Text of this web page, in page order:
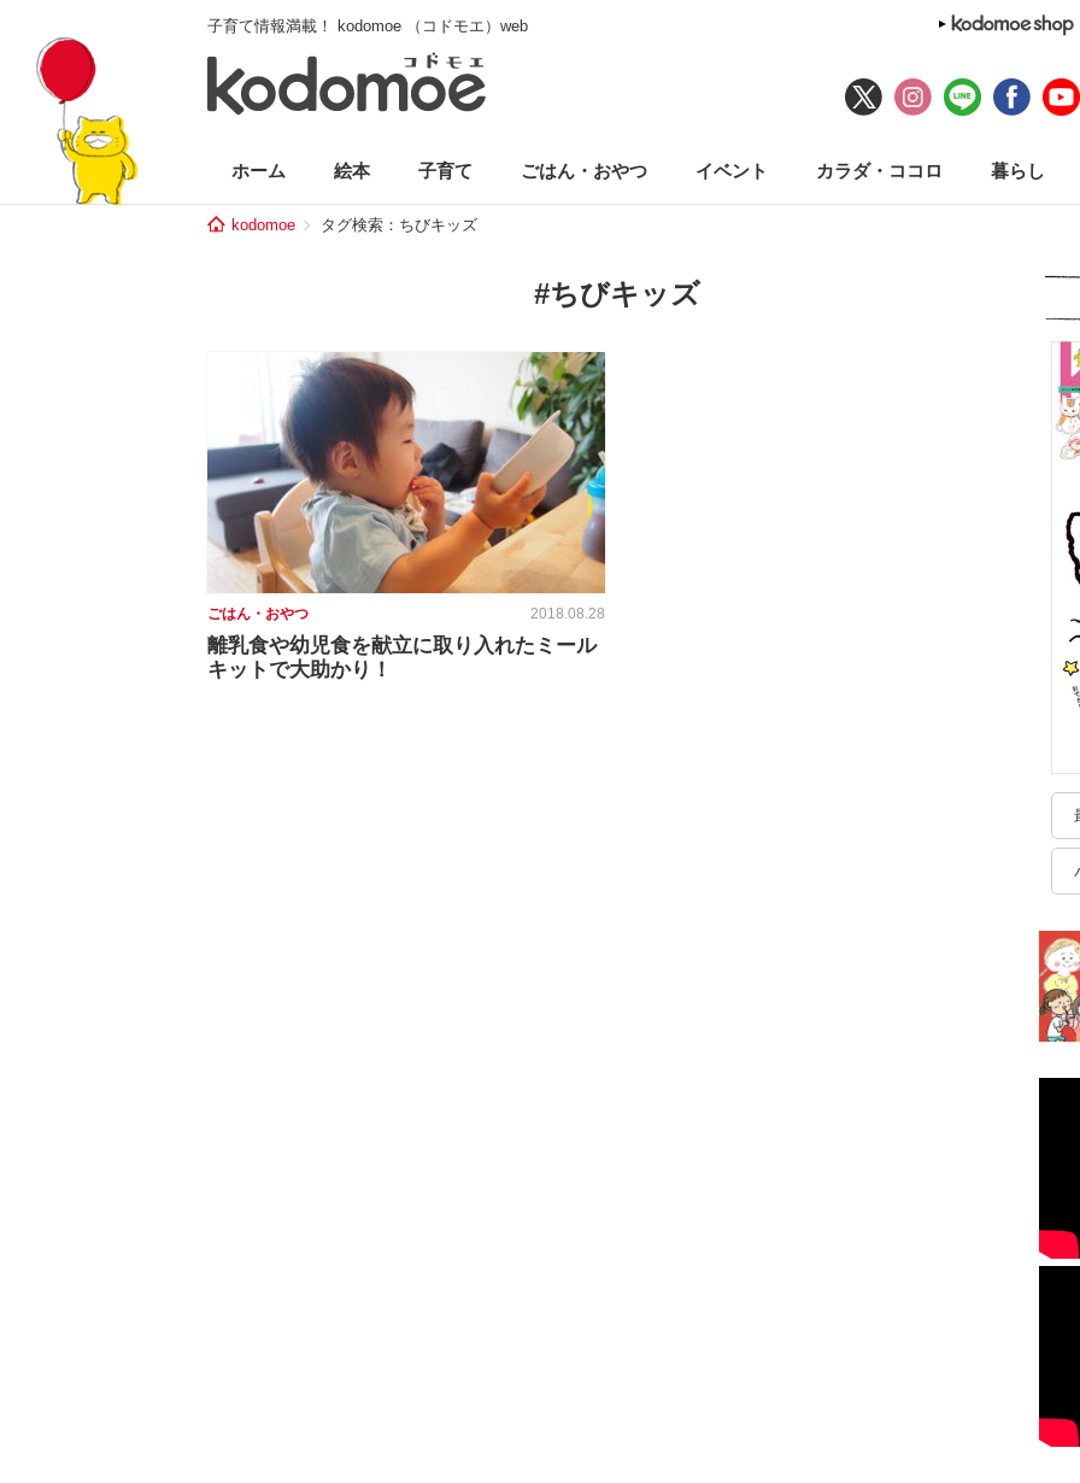
子育て情報満載！ kodomoe （コドモエ）web
ホーム 絵本 子育て ごはん・おやつ イベント カラダ・ココロ 暮らし
kodomoe タグ検索：ちびキッズ
#ちびキッズ
ごはん・おやつ 2018.08.28
離乳食や幼児食を献立に取り入れたミール
キットで大助かり！